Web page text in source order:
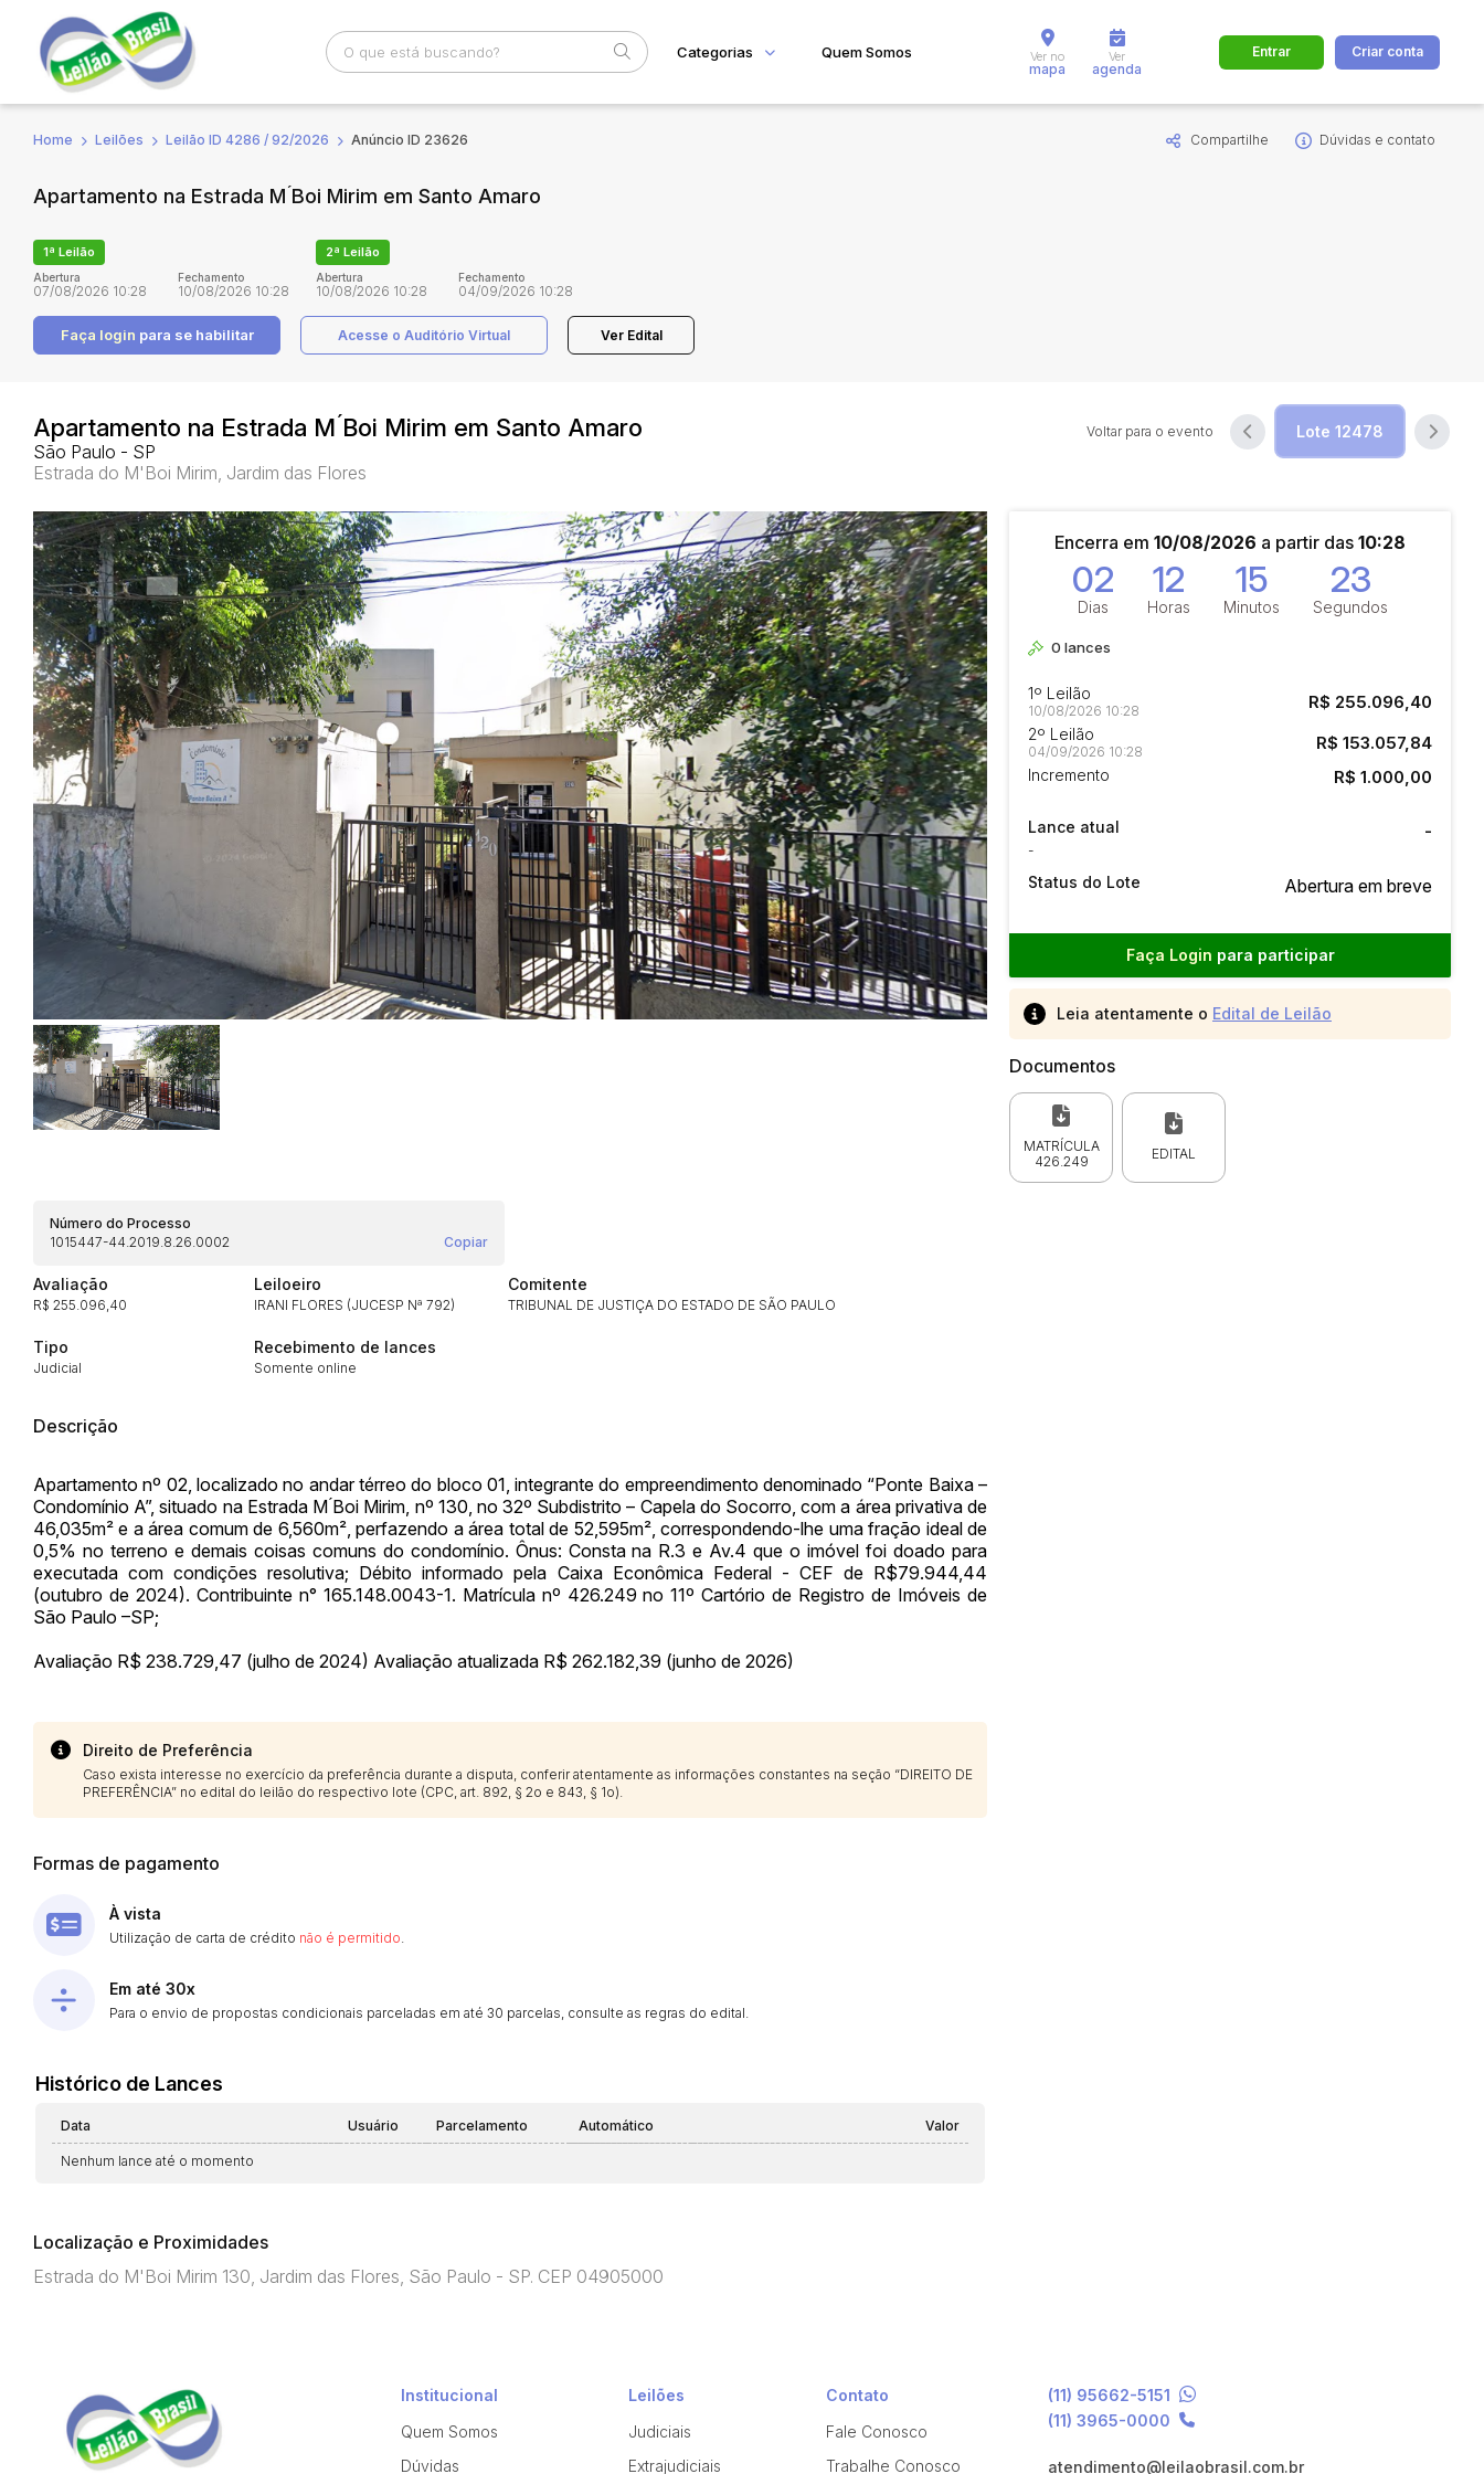
Busca por palavra-chave Categoria Cidade
Categorias Quem Somos Ver no
mapa
Ver
agenda
Entrar Criar conta
Home Leilões Leilão ID 4286 / 92/2026 Anúncio ID 23626 Compartilhe Dúvidas e contato
Apartamento na Estrada M ́Boi Mirim em Santo Amaro
1ª Leilão
Abertura
07/08/2026 10:28
Fechamento
10/08/2026 10:28
2ª Leilão
Abertura
10/08/2026 10:28
Fechamento
04/09/2026 10:28
Faça login para se habilitar Acesse o Auditório Virtual Ver Edital
Apartamento na Estrada M ́Boi Mirim em Santo Amaro
São Paulo - SP
Estrada do M'Boi Mirim, Jardim das Flores
Voltar para o evento
Encerra em 10/08/2026 a partir das 10:28
02
Dias
12
Horas
15
Minutos
22
Segundos
0 lances
1º Leilão
10/08/2026 10:28 R$ 255.096,40
2º Leilão
04/09/2026 10:28 R$ 153.057,84
Incremento R$ 1.000,00
Lance atual
-
-
Status do Lote Abertura em breve
Faça Login para participar
Leia atentamente o Edital de Leilão
Documentos
MATRÍCULA
426.249
EDITAL
Número do Processo
1015447-44.2019.8.26.0002
Copiar
Avaliação
R$ 255.096,40
Leiloeiro
IRANI FLORES (JUCESP Nª 792)
Comitente
TRIBUNAL DE JUSTIÇA DO ESTADO DE SÃO PAULO
Tipo
Judicial
Recebimento de lances
Somente online
Descrição
Apartamento nº 02, localizado no andar térreo do bloco 01, integrante do empreendimento denominado “Ponte Baixa –
Condomínio A”, situado na Estrada M ́Boi Mirim, nº 130, no 32º Subdistrito – Capela do Socorro, com a área privativa de
46,035m² e a área comum de 6,560m², perfazendo a área total de 52,595m², correspondendo-lhe uma fração ideal de
0,5% no terreno e demais coisas comuns do condomínio. Ônus: Consta na R.3 e Av.4 que o imóvel foi doado para
executada com condições resolutiva; Débito informado pela Caixa Econômica Federal - CEF de R$79.944,44
(outubro de 2024). Contribuinte n° 165.148.0043-1. Matrícula nº 426.249 no 11º Cartório de Registro de Imóveis de
São Paulo –SP;
Avaliação R$ 238.729,47 (julho de 2024) Avaliação atualizada R$ 262.182,39 (junho de 2026)
Direito de Preferência
Caso exista interesse no exercício da preferência durante a disputa, conferir atentamente as informações constantes na seção “DIREITO DE
PREFERÊNCIA” no edital do leilão do respectivo lote (CPC, art. 892, § 2o e 843, § 1o).
Formas de pagamento
À vista
Utilização de carta de crédito não é permitido.
Em até 30x
Para o envio de propostas condicionais parceladas em até 30 parcelas, consulte as regras do edital.
Histórico de Lances
Data Usuário Parcelamento Automático Valor
Nenhum lance até o momento
Localização e Proximidades
Estrada do M'Boi Mirim 130, Jardim das Flores, São Paulo - SP. CEP 04905000
Envie sua Proposta
14/04/2025 18:43:11 TIAGOFELIPE
Institucional
Quem Somos
Dúvidas
Leilões
Judiciais
Extrajudiciais
Contato
Fale Conosco
Trabalhe Conosco
(11) 95662-5151
(11) 3965-0000
atendimento@leilaobrasil.com.br